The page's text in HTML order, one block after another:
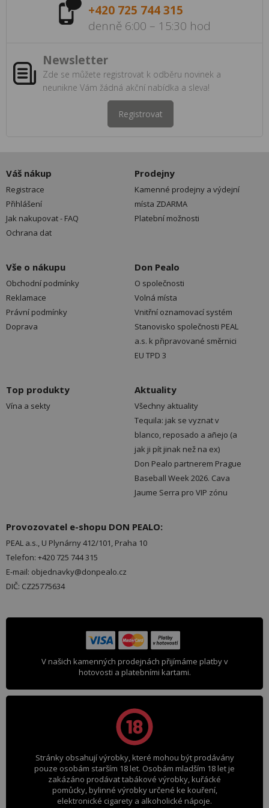
+420 725 744 315
denně 6:00 – 15:30 hod
Newsletter
Zde se můžete registrovat k odběru novinek a
neunikne Vám žádná akční nabídka a sleva!
Registrovat
Váš nákup
Registrace
Přihlášení
Jak nakupovat - FAQ
Ochrana dat
Prodejny
Kamenné prodejny a výdejní
místa ZDARMA
Platební možnosti
Vše o nákupu
Obchodní podmínky
Reklamace
Právní podmínky
Doprava
Don Pealo
O společnosti
Volná místa
Vnitřní oznamovací systém
Stanovisko společnosti PEAL
a.s. k připravované směrnici
EU TPD 3
Top produkty
Vína a sekty
Aktuality
Všechny aktuality
Tequila: jak se vyznat v
blanco, reposado a añejo (a
jak ji pít jinak než na ex)
Don Pealo partnerem Prague
Baseball Week 2026. Cava
Jaume Serra pro VIP zónu
Provozovatel e-shopu DON PEALO:
PEAL a.s., U Plynárny 412/101, Praha 10
Telefon: +420 725 744 315
E-mail: objednavky@donpealo.cz
DIČ: CZ25775634
V našich kamenných prodejnách přijímáme platby v
hotovosti a platebními kartami.
Stránky obsahují výrobky, které mohou být prodávány
pouze osobám starším 18 let. Osobám mladším 18 let je
zakázáno prodávat tabákové výrobky, kuřácké
pomůcky, bylinné výrobky určené ke kouření,
elektronické cigarety a alkoholické nápoje.